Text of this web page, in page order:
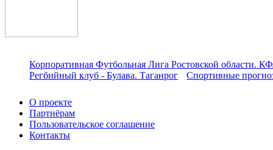
Корпоративная Футбольная Лига Ростовской области.
Регбийный клуб - Булава. Таганрог
Спортивные
О проекте
Партнёрам
Пользовательское соглашение
Контакты